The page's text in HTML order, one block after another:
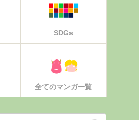
SDGs
全てのマンガ一覧